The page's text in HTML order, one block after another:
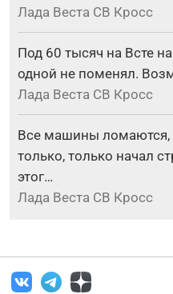
Лада Веста СВ Кросс
Под 60 тысяч на Всте
одной не поменял.
Лада Веста СВ Кросс
Все машины ломаются,
только, только начал
этог…
Лада Веста СВ Кросс